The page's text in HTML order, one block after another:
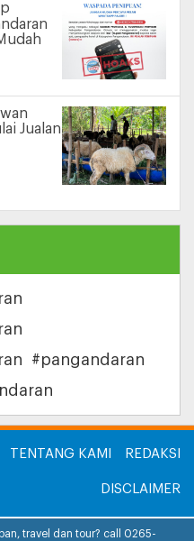
Jualan
#pangandaran
TENTANG KAMI REDAKSI
DISCLAIMER
travel dan tour? call 0265-